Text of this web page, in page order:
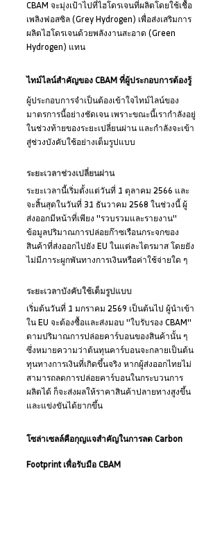
CBAM จะมุ่งเป้าไปที่ไฮโดรเจนที่ผลิตโดยใช้เชื้อ
เพลิงฟอสซิล (Grey Hydrogen) เพื่อส่งเสริมการ
ผลิตไฮโดรเจนด้วยพลังงานสะอาด (Green
Hydrogen) แทน
ไทม์ไลน์สำคัญของ CBAM ที่ผู้ประกอบการต้องรู้
ผู้ประกอบการจำเป็นต้องเข้าใจไทม์ไลน์ของ
มาตรการนี้อย่างชัดเจน เพราะขณะนี้เรากำลังอยู่
ในช่วงท้ายของระยะเปลี่ยนผ่าน และกำลังจะเข้า
สู่ช่วงบังคับใช้อย่างเต็มรูปแบบ
ระยะเวลาช่วงเปลี่ยนผ่าน
ระยะเวลานี้เริ่มตั้งแต่วันที่ 1 ตุลาคม 2566 และ
จะสิ้นสุดในวันที่ 31 ธันวาคม 2568 ในช่วงนี้ ผู้
ส่งออกมีหน้าที่เพียง "รวบรวมและรายงาน"
ข้อมูลปริมาณการปล่อยก๊าซเรือนกระจกของ
สินค้าที่ส่งออกไปยัง EU ในแต่ละไตรมาส โดยยัง
ไม่มีภาระผูกพันทางการเงินหรือค่าใช้จ่ายใด ๆ
ระยะเวลาบังคับใช้เต็มรูปแบบ
เริ่มต้นวันที่ 1 มกราคม 2569 เป็นต้นไป ผู้นำเข้า
ใน EU จะต้องซื้อและส่งมอบ "ใบรับรอง CBAM"
ตามปริมาณการปล่อยคาร์บอนของสินค้านั้น ๆ
ซึ่งหมายความว่าต้นทุนคาร์บอนจะกลายเป็นต้น
ทุนทางการเงินที่เกิดขึ้นจริง หากผู้ส่งออกไทยไม่
สามารถลดการปล่อยคาร์บอนในกระบวนการ
ผลิตได้ ก็จะส่งผลให้ราคาสินค้าปลายทางสูงขึ้น
และแข่งขันได้ยากขึ้น
โซล่าเซลล์คือกุญแจสำคัญในการลด Carbon
Footprint เพื่อรับมือ CBAM